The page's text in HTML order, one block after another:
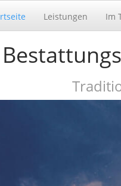
Leistungen Im